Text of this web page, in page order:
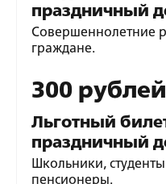
праздничный
Совершеннолетние
граждане.
300 рублей
Льготный
праздничный
Школьники,
пенсионеры.